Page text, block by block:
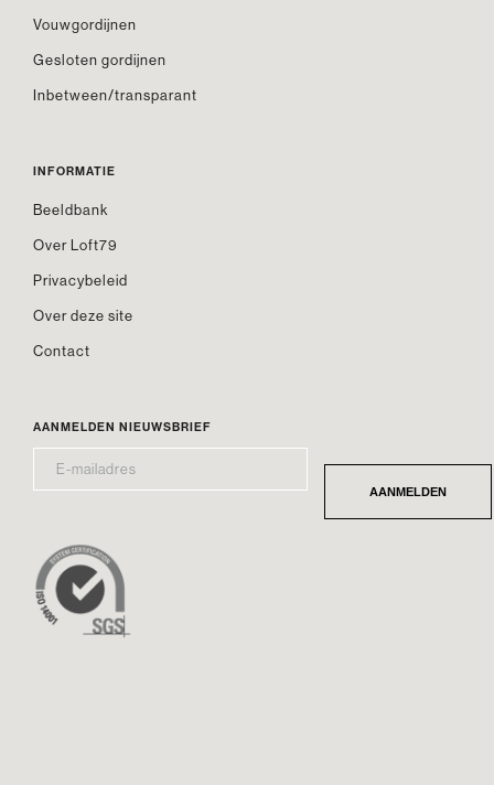
Vouwgordijnen
Gesloten gordijnen
Inbetween/transparant
INFORMATIE
Beeldbank
Over Loft79
Privacybeleid
Over deze site
Contact
AANMELDEN NIEUWSBRIEF
MAILADRES* AANMELDEN